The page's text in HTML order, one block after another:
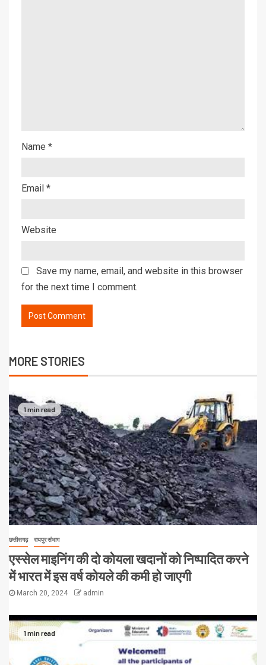
Name *
Email *
Website
Save my name, email, and website in this browser
for the next time I comment.
MORE STORIES
1 min read
छत्तीसगढ़ रायपुर संभाग
एस्सेल माइनिंग की दो कोयला खदानों को निष्पादित करने
में भारत में इस वर्ष कोयले की कमी हो जाएगी
March 20, 2024 admin
1 min read